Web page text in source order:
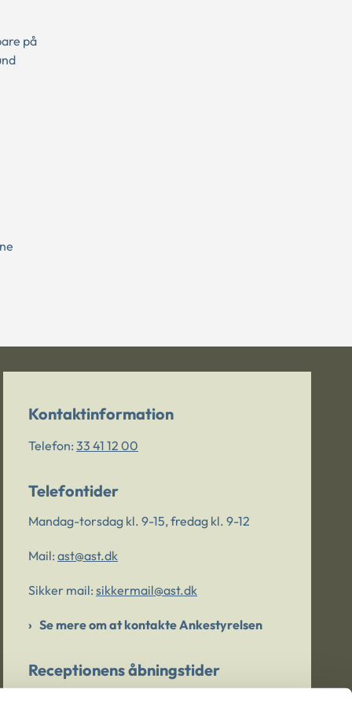
på
Kontaktinformation
Telefon: 33 41 12 00
Telefontider
Mandag-torsdag kl. 9-15, fredag kl. 9-12
Mail: ast@ast.dk
Sikker mail: sikkermail@ast.dk
Se mere om at kontakte Ankestyrelsen
Receptionens åbningstider